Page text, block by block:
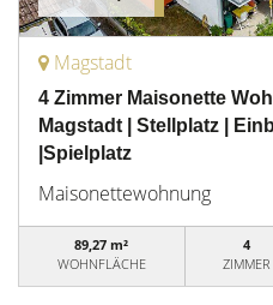
Magstadt
4 Zimmer Maisonette
Magstadt | Stellplatz |
|Spielplatz
Maisonettewohnung
89,27 m²
WOHNFLÄCHE
4
ZIMMER